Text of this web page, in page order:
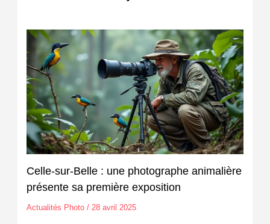
Celle-sur-Belle : une photographe animalière
présente sa première exposition
Actualités Photo/ 28 avril 2025